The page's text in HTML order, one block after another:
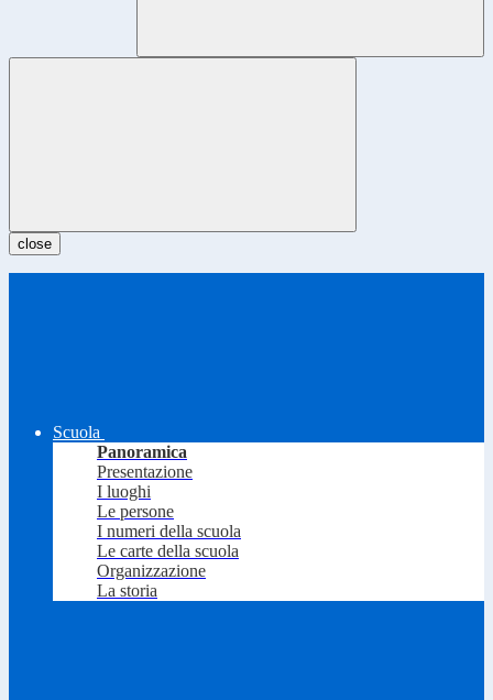
close
Scuola
Panoramica
Presentazione
I luoghi
Le persone
I numeri della scuola
Le carte della scuola
Organizzazione
La storia